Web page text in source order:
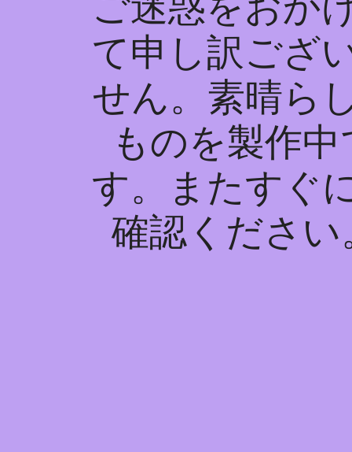
て申し訳ござ
せん。素晴ら
ものを製作中
す。またすぐ
確認ください